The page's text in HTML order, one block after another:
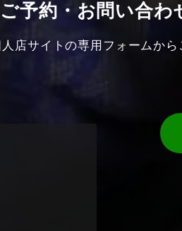
ご予約・お問い合わ
店サイトの専用フォームから